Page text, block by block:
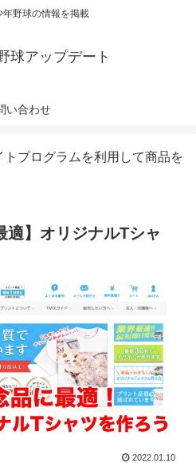
年野球の情報を掲載
球アップデート
い合わせ
プログラムを利用して商品を
適】オリジナルTシャ
2022.01.10